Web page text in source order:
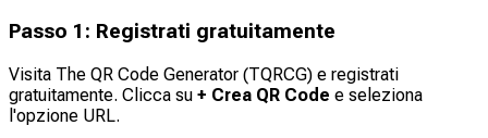
Passo 1: Registrati gratuitamente
Visita The QR Code Generator (TQRCG) e registrati
gratuitamente. Clicca su + Crea QR Code e seleziona
l'opzione URL.